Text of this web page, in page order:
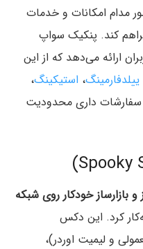
مدام امکانات و خدمات
فراهم کند. پنکیک سواپ
ارائه می‌دهد که از این
ییلدفارمینگ، استیکینگ،
سفارشات داری محدودیت
بازارساز خودکار روی شبکه
۲۰۲۱ آغاز به‌کار کرد. این دکس
و لیمیت اوردر)،